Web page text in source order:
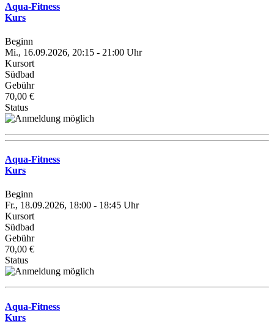
Aqua-Fitness
Kurs
Beginn
Mi., 16.09.2026, 20:15 - 21:00 Uhr
Kursort
Südbad
Gebühr
70,00 €
Status
Aqua-Fitness
Kurs
Beginn
Fr., 18.09.2026, 18:00 - 18:45 Uhr
Kursort
Südbad
Gebühr
70,00 €
Status
Aqua-Fitness
Kurs